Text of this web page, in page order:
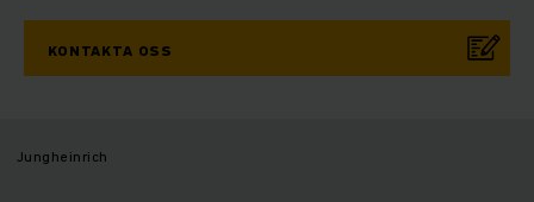
KONTAKTA OSS
Jungheinrich